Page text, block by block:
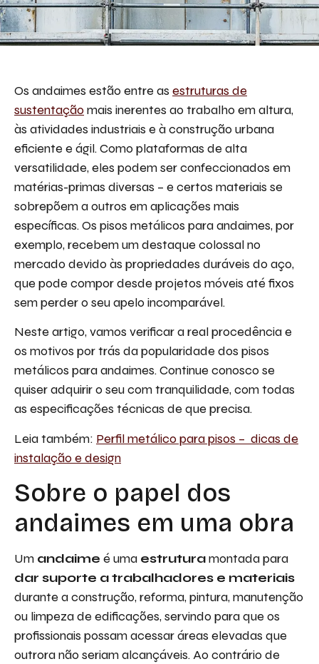
Os andaimes estão entre as estruturas de
sustentaçãomais inerentes ao trabalho em altura,
às atividades industriais e à construção urbana
eficiente e ágil. Como plataformas de alta
versatilidade, eles podem ser confeccionados em
matérias-primas diversas – e certos materiais se
sobrepõem a outros em aplicações mais
específicas. Os pisos metálicos para andaimes, por
exemplo, recebem um destaque colossal no
mercado devido às propriedades duráveis do aço,
que pode compor desde projetos móveis até fixos
sem perder o seu apelo incomparável.
Neste artigo, vamos verificar a real procedência e
os motivos por trás da popularidade dos pisos
metálicos para andaimes. Continue conosco se
quiser adquirir o seu com tranquilidade, com todas
as especificações técnicas de que precisa.
Leia também: Perfil metálico para pisos – dicas de
instalação e design
Sobre o papel dos
andaimes em uma obra
Um andaime é uma estruturamontada para
dar suporte a trabalhadores e materiais
durante a construção, reforma, pintura, manutenção
ou limpeza de edificações, servindo para que os
profissionais possam acessar áreas elevadas que
outrora não seriam alcançáveis. Ao contrário de